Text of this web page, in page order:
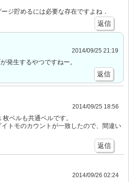
ジ貯めるには必要な存在ですよね．
返信
2014/09/25 21:19
発生するやつですねー。
返信
2014/09/25 18:56
ベルも共通ベルです。
トモのカウントが一致したので、間違い
返信
2014/09/26 02:24